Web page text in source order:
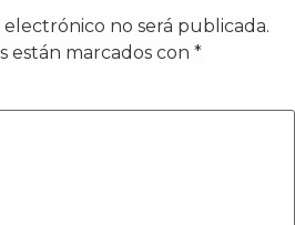
no será publicada.
están marcados con *